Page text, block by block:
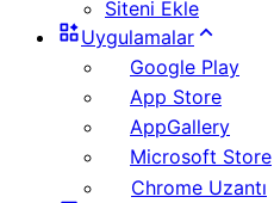
Siteni Ekle
Uygulamalar
Google Play
App Store
AppGallery
Microsoft Store
Chrome Uzantı